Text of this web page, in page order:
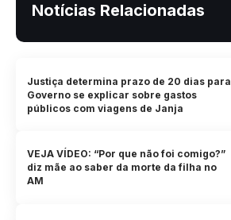
Notícias Relacionadas
Justiça determina prazo de 20 dias para
Governo se explicar sobre gastos
públicos com viagens de Janja
VEJA VÍDEO: “Por que não foi comigo?”
diz mãe ao saber da morte da filha no
AM